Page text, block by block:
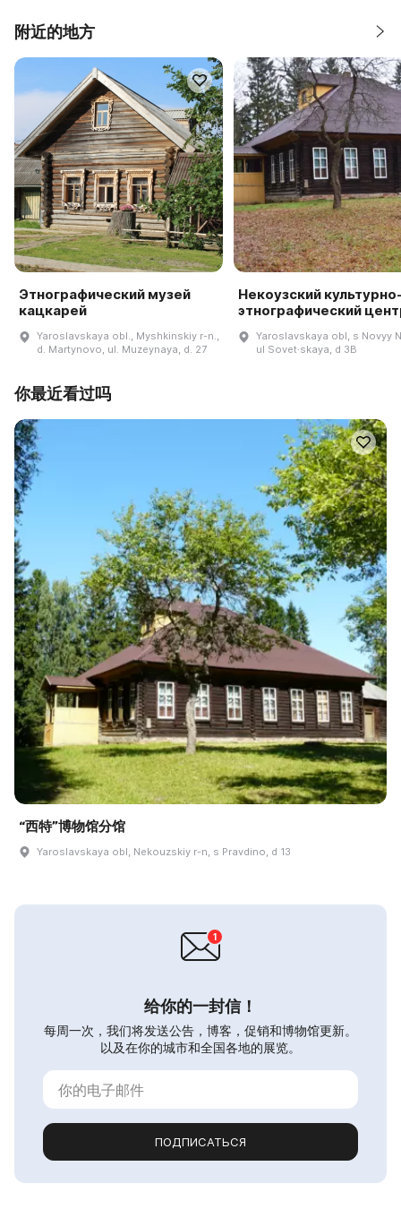
附近的地方
Этнографический музей
кацкарей
Yaroslavskaya obl., Myshkinskiy r-n.,
d. Martynovo, ul. Muzeynaya, d. 27
Некоузский
этнографический
Yaroslavskaya obl, s Novyy
ul Sovet·skaya, d 3B
你最近看过吗
“西特”博物馆分馆
Yaroslavskaya obl, Nekouzskiy r-n, s Pravdino, d 13
给你的一封信！
每周一次，我们将发送公告，博客，促销和博物馆更新。
以及在你的城市和全国各地的展览。
ПОДПИСАТЬСЯ